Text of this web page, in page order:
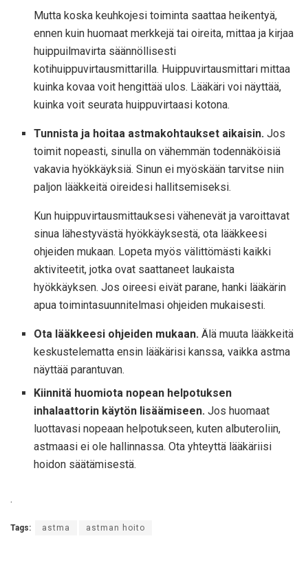
Mutta koska keuhkojesi toiminta saattaa heikentyä,
ennen kuin huomaat merkkejä tai oireita, mittaa ja kirjaa
huippuilmavirta säännöllisesti
kotihuippuvirtausmittarilla. Huippuvirtausmittari mittaa
kuinka kovaa voit hengittää ulos. Lääkäri voi näyttää,
kuinka voit seurata huippuvirtaasi kotona.
Tunnista ja hoitaa astmakohtaukset aikaisin. Jos
toimit nopeasti, sinulla on vähemmän todennäköisiä
vakavia hyökkäyksiä. Sinun ei myöskään tarvitse niin
paljon lääkkeitä oireidesi hallitsemiseksi.
Kun huippuvirtausmittauksesi vähenevät ja varoittavat
sinua lähestyvästä hyökkäyksestä, ota lääkkeesi
ohjeiden mukaan. Lopeta myös välittömästi kaikki
aktiviteetit, jotka ovat saattaneet laukaista
hyökkäyksen. Jos oireesi eivät parane, hanki lääkärin
apua toimintasuunnitelmasi ohjeiden mukaisesti.
Ota lääkkeesi ohjeiden mukaan. Älä muuta lääkkeitä
keskustelematta ensin lääkärisi kanssa, vaikka astma
näyttää parantuvan.
Kiinnitä huomiota nopean helpotuksen
inhalaattorin käytön lisäämiseen. Jos huomaat
luottavasi nopeaan helpotukseen, kuten albuteroliin,
astmaasi ei ole hallinnassa. Ota yhteyttä lääkäriisi
hoidon säätämisestä.
.
Tags: astma astman hoito